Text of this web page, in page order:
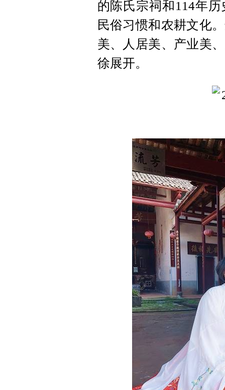
的陈氏宗祠和114年
民俗习惯和农耕文化
美、人居美、产业美
徐展开。